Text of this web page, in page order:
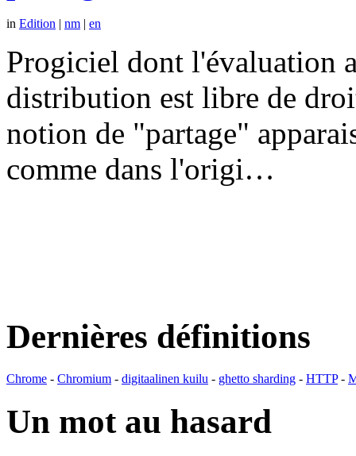
in Edition | nm | en
Progiciel dont l'évaluation
distribution est libre de
notion de "partage"
comme dans l'origi…
Dernières définitions
Chrome - Chromium - digitaalinen kuilu - ghetto sharding - HTTP-
Un mot au hasard